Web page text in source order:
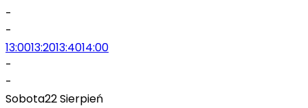
-
-
13:0013:2013:4014:00
-
-
Sobota22 Sierpień